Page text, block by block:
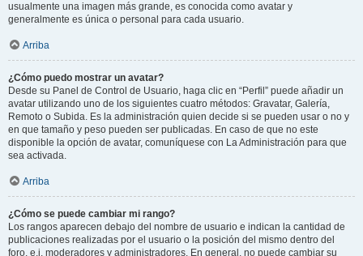
usualmente una imagen más grande, es conocida como avatar y
generalmente es única o personal para cada usuario.
Arriba
¿Cómo puedo mostrar un avatar?
Desde su Panel de Control de Usuario, haga clic en “Perfil” puede añadir un
avatar utilizando uno de los siguientes cuatro métodos: Gravatar, Galería,
Remoto o Subida. Es la administración quien decide si se pueden usar o no y
en que tamaño y peso pueden ser publicadas. En caso de que no este
disponible la opción de avatar, comuníquese con La Administración para que
sea activada.
Arriba
¿Cómo se puede cambiar mi rango?
Los rangos aparecen debajo del nombre de usuario e indican la cantidad de
publicaciones realizadas por el usuario o la posición del mismo dentro del
foro, e.j. moderadores y administradores. En general, no puede cambiar su